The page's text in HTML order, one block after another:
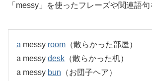
「messy」を使ったフレーズや関連語句
a messy room （散らかった部屋）
a messy desk （散らかった机）
a messy bun （お団子ヘア）